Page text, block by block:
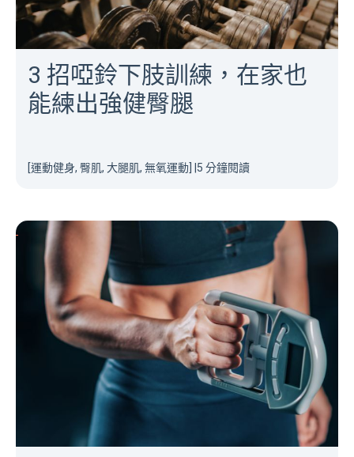
3 招啞鈴下肢訓練，在家也
能練出強健臀腿
[運動健身, 臀肌, 大腿肌, 無氧運動] 5 分鐘閱讀